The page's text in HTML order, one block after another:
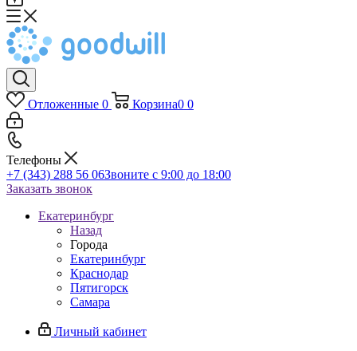
Отложенные 0 Корзина0 0
Телефоны
+7 (343) 288 56 06Звоните с 9:00 до 18:00
Заказать звонок
Екатеринбург
Назад
Города
Екатеринбург
Краснодар
Пятигорск
Самара
Личный кабинет